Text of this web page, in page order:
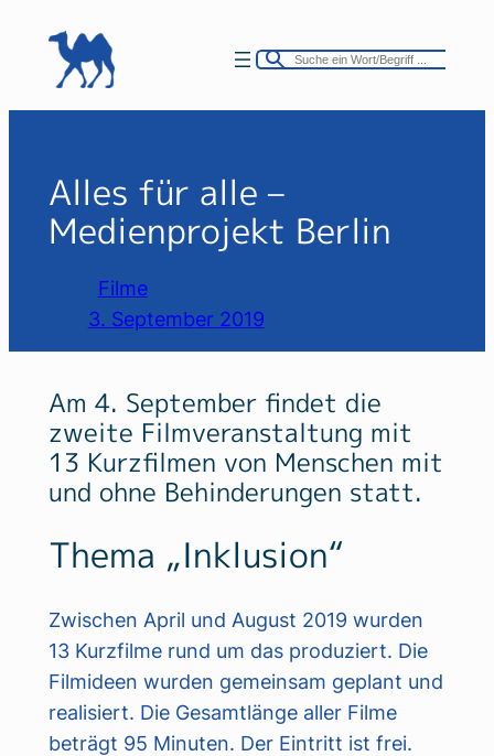
Inhalt
springen
Alles für alle –
Medienprojekt Berlin
Filme
3. September 2019
Am 4. September findet die
zweite Filmveranstaltung mit
13 Kurzfilmen von Menschen mit
und ohne Behinderungen statt.
Thema „Inklusion“
Zwischen April und August 2019 wurden
13 Kurzfilme rund um das produziert. Die
Filmideen wurden gemeinsam geplant und
realisiert. Die Gesamtlänge aller Filme
beträgt 95 Minuten. Der Eintritt ist frei.